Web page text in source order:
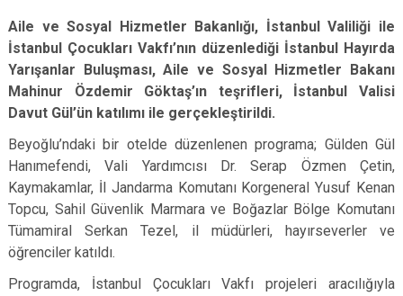
Aile ve Sosyal Hizmetler Bakanlığı, İstanbul Valiliği ile
İstanbul Çocukları Vakfı’nın düzenlediği İstanbul Hayırda
Yarışanlar Buluşması, Aile ve Sosyal Hizmetler Bakanı
Mahinur Özdemir Göktaş’ın teşrifleri, İstanbul Valisi
Davut Gül’ün katılımı ile gerçekleştirildi.
Beyoğlu’ndaki bir otelde düzenlenen programa; Gülden Gül
Hanımefendi, Vali Yardımcısı Dr. Serap Özmen Çetin,
Kaymakamlar, İl Jandarma Komutanı Korgeneral Yusuf Kenan
Topcu, Sahil Güvenlik Marmara ve Boğazlar Bölge Komutanı
Tümamiral Serkan Tezel, il müdürleri, hayırseverler ve
öğrenciler katıldı.
Programda, İstanbul Çocukları Vakfı projeleri aracılığıyla